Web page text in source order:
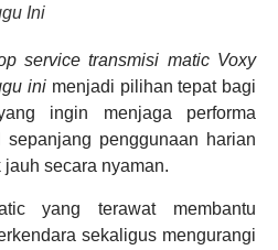
Ini
service transmisi matic Voxy
ini menjadi pilihan tepat bagi
ingin menjaga performa
sepanjang penggunaan harian
secara nyaman.
yang terawat membantu
sekaligus mengurangi